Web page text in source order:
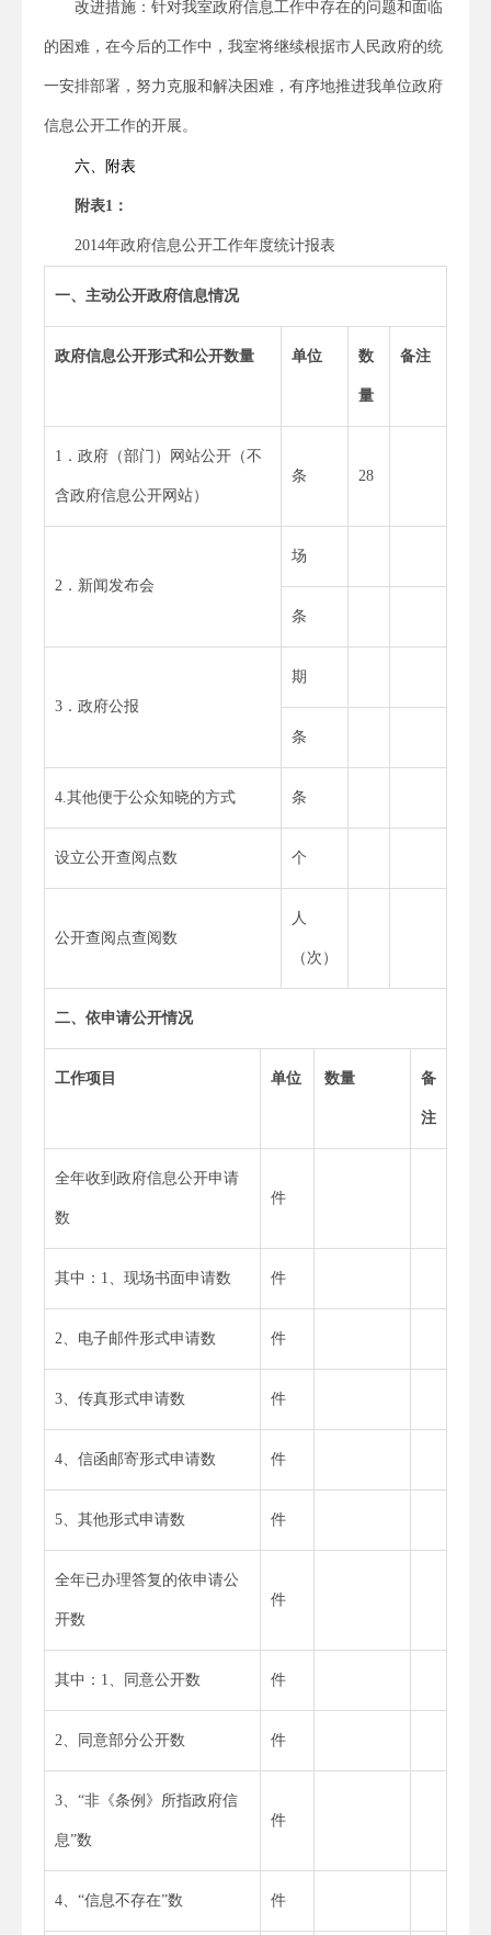
改进措施：针对我室政府信息工作中存在的问题和面临
的困难，在今后的工作中，我室将继续根据市人民政府的统
一安排部署，努力克服和解决困难，有序地推进我单位政府
信息公开工作的开展。
六、附表
附表1 ：
2014年政府信息公开工作年度统计报表
一、主动公开政府信息情况
政府信息公开形式和公开数量 单位 数
量
备注
1．政府（部门）网站公开（不
含政府信息公开网站）
条 28
2．新闻发布会
场
条
3．政府公报
期
条
4.其他便于公众知晓的方式 条
设立公开查阅点数 个
公开查阅点查阅数
人
（次）
二、依申请公开情况
工作项目 单位 数量 备
注
全年收到政府信息公开申请
数
件
其中：1、现场书面申请数 件
2、电子邮件形式申请数 件
3、传真形式申请数 件
4、信函邮寄形式申请数 件
5、其他形式申请数 件
全年已办理答复的依申请公
开数
件
其中：1、同意公开数 件
2、同意部分公开数 件
3、“非《条例》所指政府信
息”数
件
4、“信息不存在”数 件